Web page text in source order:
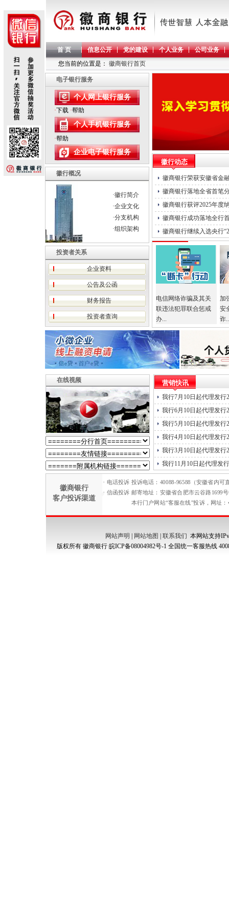
首 页 信息公开 党的建设 个人业务
公司业务
您当前的位置是： 徽商银行首页
电子银行服务
个人网上银行服务
·下载 ·帮助
个人手机银行服务
·帮助
企业电子银行服务
徽行概况
·徽行简介
·企业文化
·分支机构
·组织架构
投资者关系
企业资料
公告及公函
财务报告
投资者查询
徽行动态
徽商银行荣获安徽省金
徽商银行落地全省首笔
徽商银行获评2025年度
徽商银行成功落地全行
徽商银行继续入选央行
电信网络诈骗及其关
联违法犯罪联合惩戒
办...
加
安
诈
在线视频 营销快讯
我行7月10日起代理发行
我行6月10日起代理发行
我行5月10日起代理发行
我行4月10日起代理发行
我行3月10日起代理发行
我行11月10日起代理发
徽商银行
客户投诉渠道
电话投诉 投诉电话：40088-96588（安徽省内可
信函投诉 邮寄地址：安徽省合肥市云谷路1699
本行门户网站“客服在线”投诉，网址：
网站声明 网站地图 联系我们 本网站支持
版权所有 徽商银行 皖ICP备08004982号-1 全国统一客服热线